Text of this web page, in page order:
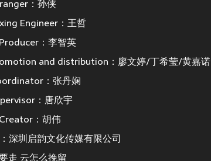
：孙侠
Engineer：王哲
：李智英
and distribution：廖文婷/丁希莹/黄嘉诺
：张丹娴
：唐欣宇
：胡伟
深圳启韵文化传媒有限公司
走 云怎么挽留